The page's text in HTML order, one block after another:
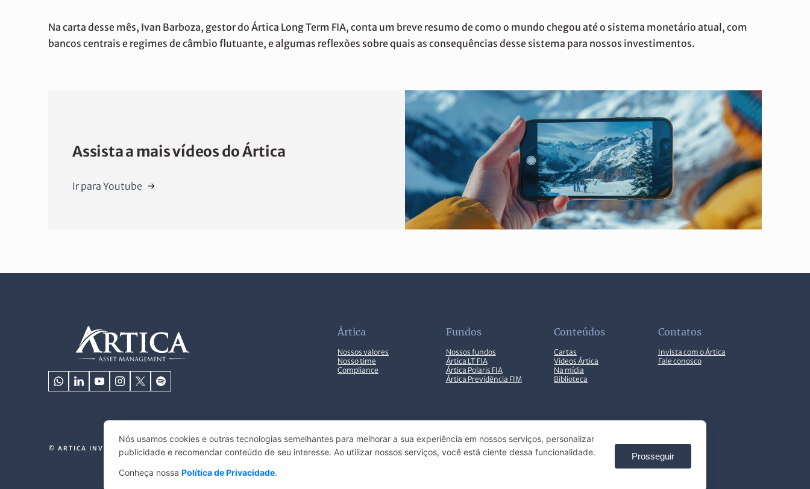
Na carta desse mês, Ivan Barboza, gestor do Ártica Long Term FIA, conta um breve resumo de como o mundo chegou até o sistema monetário atual, com
bancos centrais e regimes de câmbio flutuante, e algumas reflexões sobre quais as consequências desse sistema para nossos investimentos.
Assista a mais vídeos do Ártica
Ir para Youtube
Ártica
Nossos valores
Nosso time
Compliance
Fundos
Nossos fundos
Ártica LT FIA
Ártica Polaris FIA
Ártica Previdência FIM
Conteúdos
Cartas
Videos Ártica
Na mídia
Biblioteca
Contatos
Invista com o Ártica
Fale conosco
© ARTICA INVESTIMENTOS 2025. TODOS OS DIREITOS RESERVADOS. Configurações de cookies EN
Nós usamos cookies e outras tecnologias semelhantes para melhorar a sua experiência em nossos serviços, personalizar
publicidade e recomendar conteúdo de seu interesse. Ao utilizar nossos serviços, você está ciente dessa funcionalidade.
Conheça nossa Política de Privacidade.
Prosseguir